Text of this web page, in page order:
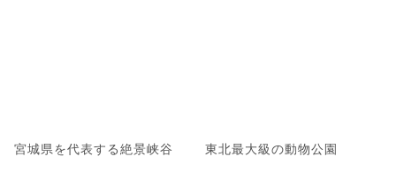
宮城県を代表する絶景峡谷 東北最大級の動物公園